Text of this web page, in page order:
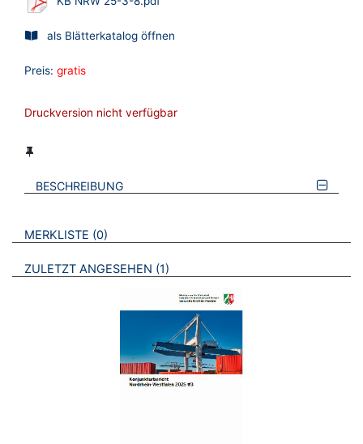
als Blätterkatalog öffnen
Preis: gratis
Druckversion nicht verfügbar
BESCHREIBUNG
VERWEISE AUF VERMERKTE- ODER ZULETZT ANGESEHENE
MERKLISTE 0 BROSCHÜREN
ZULETZT ANGESEHEN 1 BROSCHÜREN